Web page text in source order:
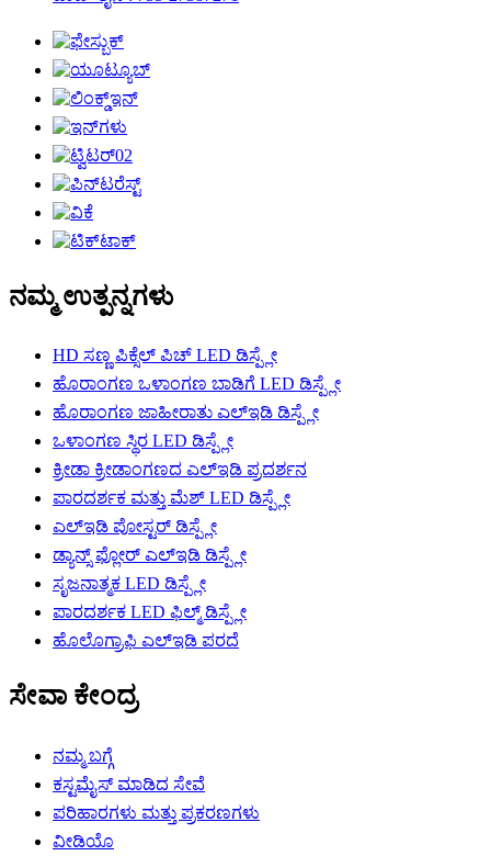
ನಮ್ಮ ಉತ್ಪನ್ನಗಳು
HD ಸಣ್ಣ ಪಿಕ್ಸೆಲ್ ಪಿಚ್ LED ಡಿಸ್ಪ್ಲೇ
ಹೊರಾಂಗಣ ಒಳಾಂಗಣ ಬಾಡಿಗೆ LED ಡಿಸ್ಪ್ಲೇ
ಹೊರಾಂಗಣ ಜಾಹೀರಾತು ಎಲ್ಇಡಿ ಡಿಸ್ಪ್ಲೇ
ಒಳಾಂಗಣ ಸ್ಥಿರ LED ಡಿಸ್ಪ್ಲೇ
ಕ್ರೀಡಾ ಕ್ರೀಡಾಂಗಣದ ಎಲ್ಇಡಿ ಪ್ರದರ್ಶನ
ಪಾರದರ್ಶಕ ಮತ್ತು ಮೆಶ್ LED ಡಿಸ್ಪ್ಲೇ
ಎಲ್ಇಡಿ ಪೋಸ್ಟರ್ ಡಿಸ್ಪ್ಲೇ
ಡ್ಯಾನ್ಸ್ ಫ್ಲೋರ್ ಎಲ್ಇಡಿ ಡಿಸ್ಪ್ಲೇ
ಸೃಜನಾತ್ಮಕ LED ಡಿಸ್ಪ್ಲೇ
ಪಾರದರ್ಶಕ LED ಫಿಲ್ಮ್ ಡಿಸ್ಪ್ಲೇ
ಹೊಲೊಗ್ರಾಫಿ ಎಲ್ಇಡಿ ಪರದೆ
ಸೇವಾ ಕೇಂದ್ರ
ನಮ್ಮ ಬಗ್ಗೆ
ಕಸ್ಟಮೈಸ್ ಮಾಡಿದ ಸೇವೆ
ಪರಿಹಾರಗಳು ಮತ್ತು ಪ್ರಕರಣಗಳು
ವೀಡಿಯೊ